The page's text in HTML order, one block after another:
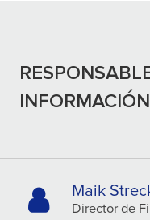
INFORMACIÓN
Maik
Director de